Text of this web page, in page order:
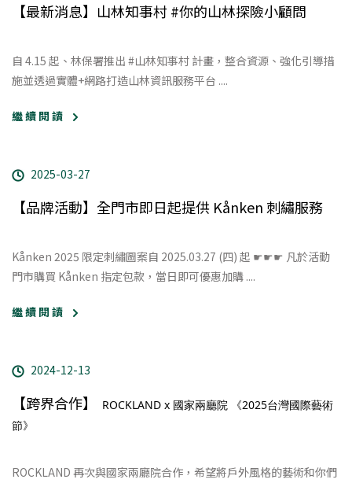
【最新消息】山林知事村 #你的山林探險小顧問
自 4.15 起、林保署推出 #山林知事村 計畫，整合資源、強化引導措
施並透過實體+網路打造山林資訊服務平台 ....
繼 續 閱 讀
2025-03-27
【品牌活動】全門市即日起提供 Kånken 刺繡服務
Kånken 2025 限定刺繡圖案自 2025.03.27 (四) 起 ☛☛☛ 凡於活動
門市購買 Kånken 指定包款，當日即可優惠加購 ....
繼 續 閱 讀
2024-12-13
【跨界合作】
ROCKLAND x 國家兩廳院 《2025台灣國際藝術
節》
ROCKLAND 再次與國家兩廳院合作，希望將戶外風格的藝術和你們